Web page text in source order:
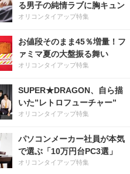
る男子の純情ラブに胸キュン
オリコンタイアップ特集
お値段そのまま45％増量！フ
ァミマ夏の大盤振る舞い
オリコンタイアップ特集
SUPER★DRAGON、自ら描
いた”レトロフューチャー”
オリコンタイアップ特集
パソコンメーカー社員が本気
で選ぶ「10万円台PC3選」
オリコンタイアップ特集